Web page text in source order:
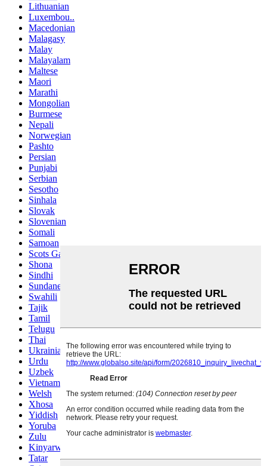
Lithuanian
Luxembou..
Macedonian
Malagasy
Malay
Malayalam
Maltese
Maori
Marathi
Mongolian
Burmese
Nepali
Norwegian
Pashto
Persian
Punjabi
Serbian
Sesotho
Sinhala
Slovak
Slovenian
Somali
Samoan
Scots Gaelic
Shona
Sindhi
Sundanese
Swahili
Tajik
Tamil
Telugu
Thai
Ukrainian
Urdu
Uzbek
Vietnamese
Welsh
Xhosa
Yiddish
Yoruba
Zulu
Kinyarwanda
Tatar